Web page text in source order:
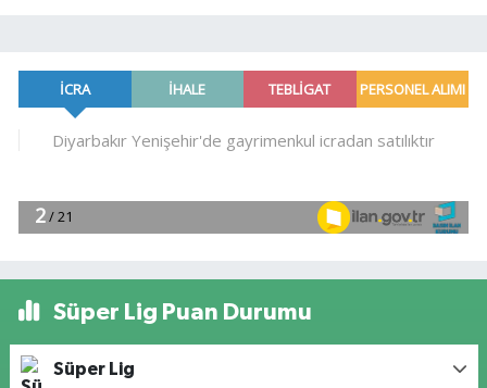
Süper Lig Puan Durumu
Süper Lig